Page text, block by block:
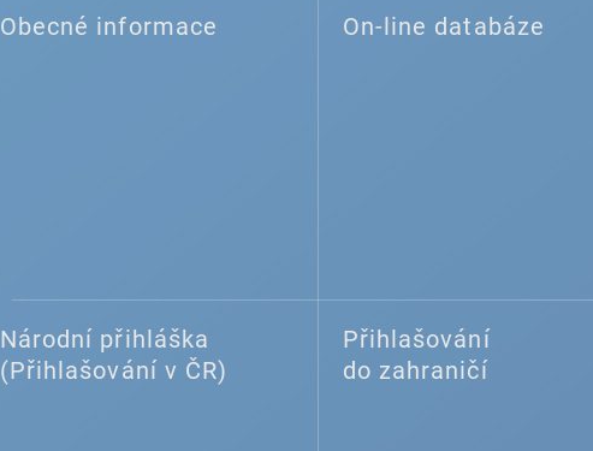
Obecné informace On-line databáze
Národní přihláška
(Přihlašování v ČR)
Přihlašování
do zahraničí